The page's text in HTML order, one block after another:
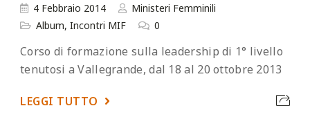
4 Febbraio 2014
Ministeri Femminili
Album, Incontri MIF 0
Corso di formazione sulla leadership di 1° livello
tenutosi a Vallegrande, dal 18 al 20 ottobre 2013
LEGGI TUTTO